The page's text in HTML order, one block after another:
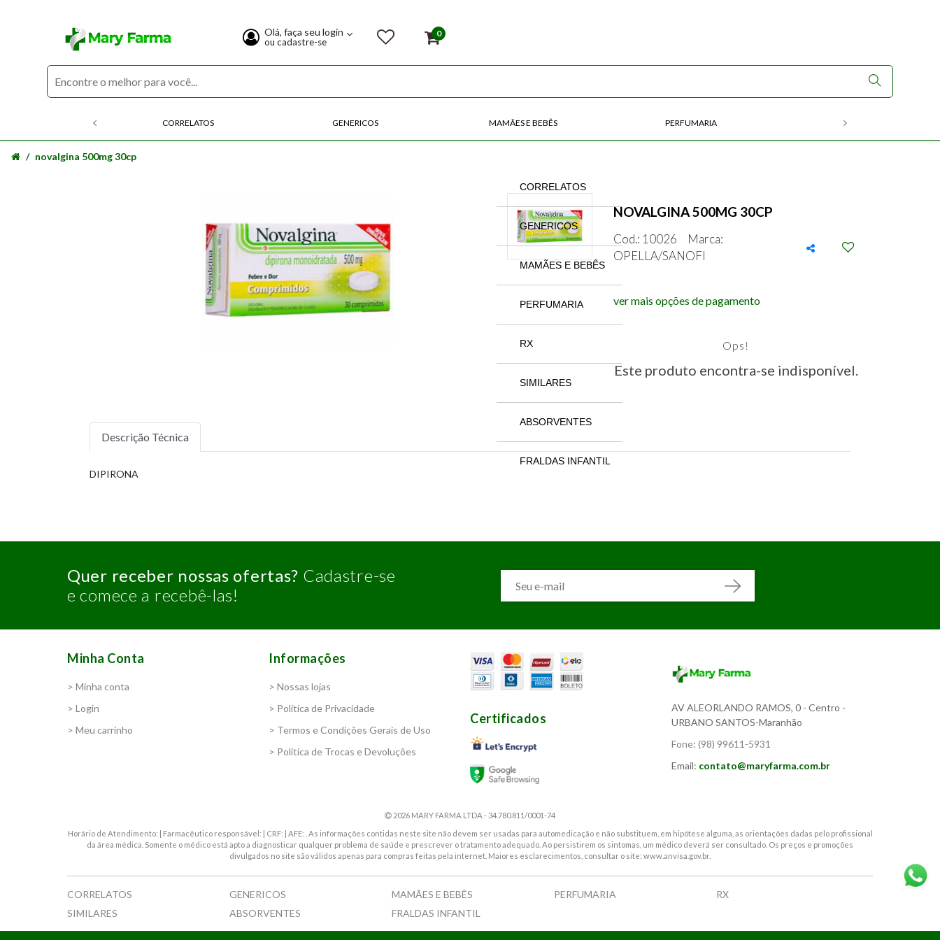
Olá, faça seu login
ou cadastre-se
0
CORRELATOS GENERICOS MAMÃES E BEBÊS PERFUMARIA
CORRELATOS
GENERICOS
MAMÃES E BEBÊS
PERFUMARIA
RX
SIMILARES
ABSORVENTES
FRALDAS INFANTIL
novalgina 500mg 30cp
NOVALGINA 500MG 30CP
Cod.: 10026
Marca:
OPELLA/SANOFI
ver mais opções de pagamento
Ops!
Este produto encontra-se indisponível.
Descrição Técnica
DIPIRONA
Quer receber nossas ofertas? Cadastre-se
e comece a recebê-las!
Minha Conta
> Minha conta
> Login
> Meu carrinho
Informações
> Nossas lojas
> Política de Privacidade
> Termos e Condições Gerais de Uso
> Política de Trocas e Devoluções
Certificados
AV ALEORLANDO RAMOS, 0 - Centro -
URBANO SANTOS-Maranhão
Fone: (98) 99611-5931
Email: contato@maryfarma.com.br
2026 MARY FARMA LTDA - 34.780.811/0001-74
Horário de Atendimento: | Farmacêutico responsável: | CRF: | AFE: . As informações contidas neste site não devem ser usadas para automedicação e não substituem, em hipótese alguma, as orientações dadas pelo profissional
da área médica. Somente o médico está apto a diagnosticar qualquer problema de saúde e prescrever o tratamento adequado. Ao persistirem os sintomas, um médico deverá ser consultado. Os preços e promoções
divulgados no site são válidos apenas para compras feitas pela internet. Maiores esclarecimentos, consultar o site: www.anvisa.gov.br.
CORRELATOS GENERICOS MAMÃES E BEBÊS PERFUMARIA
RX
SIMILARES
ABSORVENTES FRALDAS INFANTIL